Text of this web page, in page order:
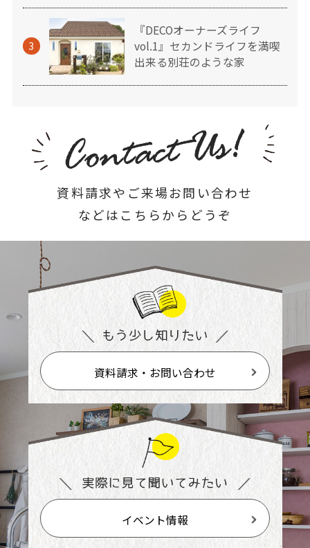
3
『DECOオーナーズライフ
vol.1』セカンドライフを満喫
出来る別荘のような家
資料請求やご来場お問い合わせ
などはこちらからどうぞ
資料請求・お問い合わせ
イベント情報